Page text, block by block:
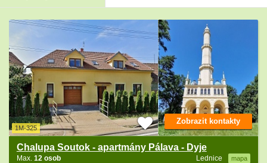
1M-325
Chalupa Soutok - apartmány Pálava - Dyje
Lednice mapa
Max. 12 osob
Zobrazit kontakty